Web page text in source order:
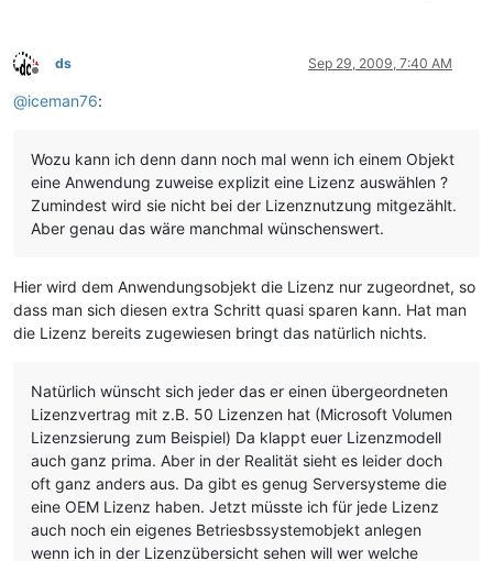
Offline
ds Sep 29, 2009, 7:40 AM
@iceman76:
Wozu kann ich denn dann noch mal wenn ich einem Objekt
eine Anwendung zuweise explizit eine Lizenz auswählen ?
Zumindest wird sie nicht bei der Lizenznutzung mitgezählt.
Aber genau das wäre manchmal wünschenswert.
Hier wird dem Anwendungsobjekt die Lizenz nur zugeordnet, so
dass man sich diesen extra Schritt quasi sparen kann. Hat man
die Lizenz bereits zugewiesen bringt das natürlich nichts.
Natürlich wünscht sich jeder das er einen übergeordneten
Lizenzvertrag mit z.B. 50 Lizenzen hat (Microsoft Volumen
Lizenzsierung zum Beispiel) Da klappt euer Lizenzmodell
auch ganz prima. Aber in der Realität sieht es leider doch
oft ganz anders aus. Da gibt es genug Serversysteme die
eine OEM Lizenz haben. Jetzt müsste ich für jede Lizenz
auch noch ein eigenes Betriesbssystemobjekt anlegen
wenn ich in der Lizenzübersicht sehen will wer welche